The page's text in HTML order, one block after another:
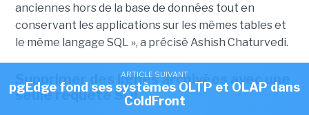
ARTICLE SUIVANT
pgEdge fond ses systèmes OLTP et OLAP dans
ColdFront
anciennes hors de la base de données tout en
conservant les applications sur les mêmes tables et
le même langage SQL », a précisé Ashish Chaturvedi.
Supprimer des lignes archivées avec une
seule requête SQL